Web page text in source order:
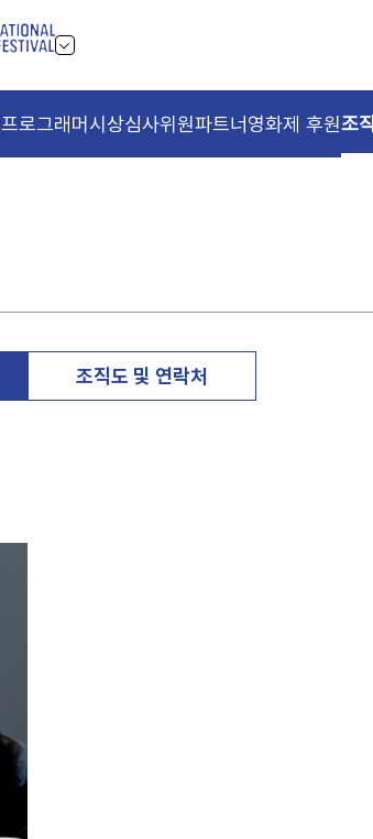
프로그래머시상심사위원파트너영화제 후원조
조직도 및 연락처